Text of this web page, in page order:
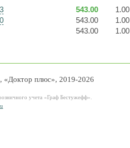
543.00 1.00
543.00 1.00
543.00 1.00
«Доктор плюс», 2019-2026
учета «Граф Бестужефф».